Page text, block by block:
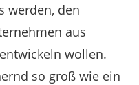
werden, den
aus
wollen.
so groß wie ein